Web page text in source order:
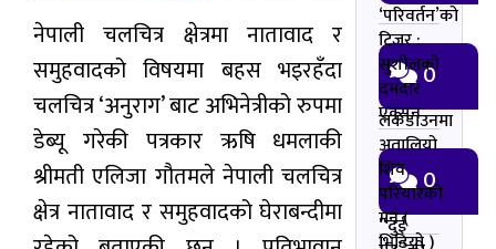
नेपाली चलचित्र क्षेत्रमा नातावाद र
समुहवादको विषयमा बहस भइरहँदा
चलचित्र ‘अनुराग’ बाट अभिनेत्रीको रुपमा
डेब्यू गरेकी पत्रकार ऋषि धमलाकी
श्रीमती एलिजा गौतमले नेपाली चलचित्र
क्षेत्र नातावाद र समुहवादको घेराबन्दीमा
‘परिवर्तन’को
टिजर :
सुशीलको
दमदार
एक्सन
0
लकडाउनमा
अतालियो
शिव
परियारको
मन (
भिडियो )
0
“दुई